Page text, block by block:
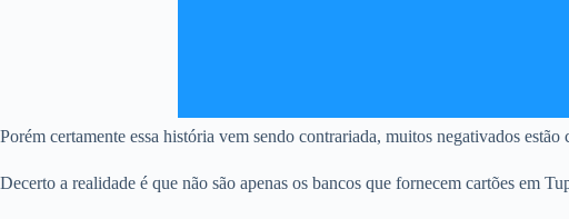
Porém certamente essa história vem sendo contrariada, muitos negativados
Decerto a realidade é que não são apenas os bancos que fornecem cartões em